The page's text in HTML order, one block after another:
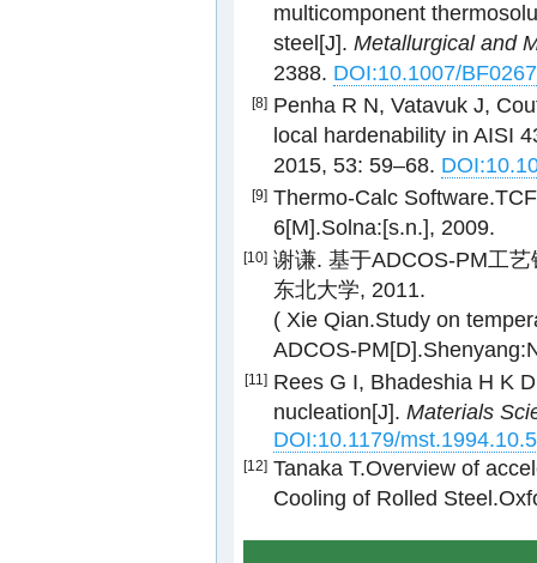
multicomponent
steel[J]. Metallurgical and
2388. DOI:10.1007/
[8] Penha R N, Vatavuk J,
local hardenability in AISI
2015, 53: 59–68.
[9] Thermo-Calc
6[M].Solna:[s.n.], 2009.
[10] 谢谦. 基于ADCOS-PM工
东北大学, 2011.
( Xie Qian.Study on
ADCOS-
[11] Rees G I, Bhadeshia H K
nucleation[J]. Materials
DOI:10.1179/
[12] Tanaka T.Overview of
Cooling of Rolled